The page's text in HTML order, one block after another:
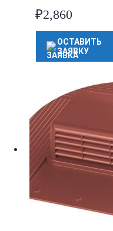
₽2,860
ОСТАВИТЬ
ЗАЯВКУ